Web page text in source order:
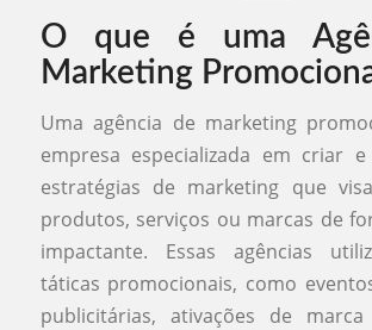
O que é uma
Marketing
Uma agência de marketing
empresa especializada em criar
estratégias de marketing que
produtos, serviços ou marcas de
impactante. Essas agências
táticas promocionais, como
publicitárias, ativações de